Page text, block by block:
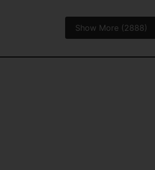
Show More (2888)